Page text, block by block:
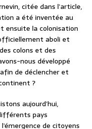
citée dans l’article,
a été inventée au
ensuite la colonisation
aboli et
colons et des
nous développé
de déclencher et
?
aujourd’hui,
pays
de citoyens